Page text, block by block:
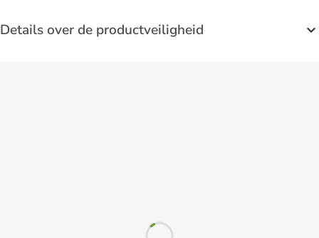
Details over de productveiligheid